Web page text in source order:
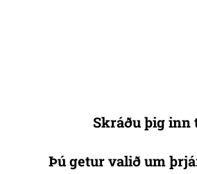
Skráðu þig inn
Þú getur valið um